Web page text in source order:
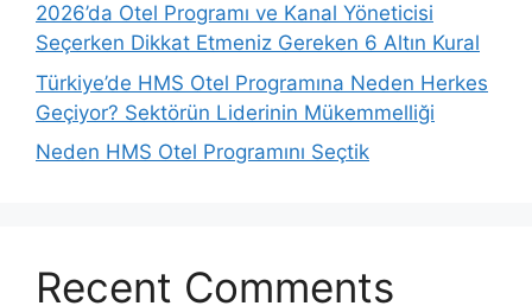
2026’da Otel Programı ve Kanal Yöneticisi
Seçerken Dikkat Etmeniz Gereken 6 Altın Kural
Türkiye’de HMS Otel Programına Neden Herkes
Geçiyor? Sektörün Liderinin Mükemmelliği
Neden HMS Otel Programını Seçtik
Recent Comments